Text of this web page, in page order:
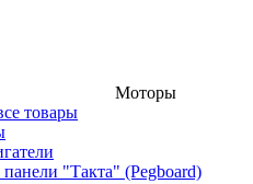
Моторы
товары
"Такта" (Pegboard)